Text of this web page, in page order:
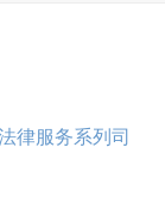
律服务系列司